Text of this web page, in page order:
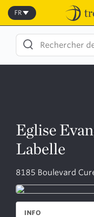
Skip
content
FR
Eglise
Labelle
8185 Boulevard
INFO